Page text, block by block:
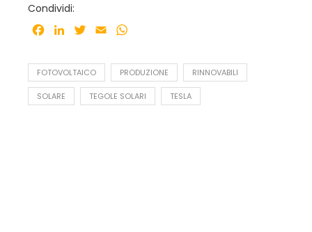
Condividi:
Facebook
LinkedInTwitter
Email
FOTOVOLTAICO PRODUZIONE RINNOVABILI
SOLARE TEGOLE SOLARI TESLA